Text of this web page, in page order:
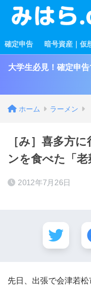
確定申告 暗号資産｜仮
大学生必見！確定申
ホーム ラーメン
［み］喜多方
ンを食べた「老
2012年7月26日
先日、出張で会津若